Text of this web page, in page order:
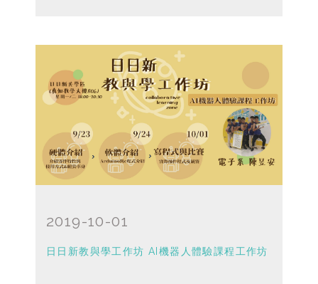
2019-10-01
日日新教與學工作坊 AI機器人體驗課程工作坊